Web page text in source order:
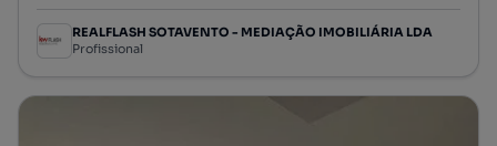
REALFLASH SOTAVENTO - MEDIAÇÃO IMOBILIÁRIA LDA
Profissional